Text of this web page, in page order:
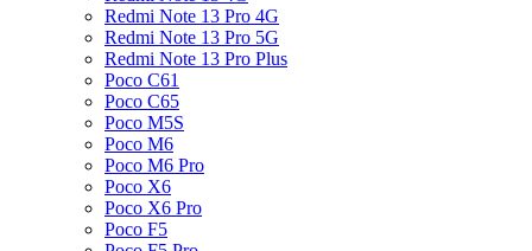
Redmi Note 13 Pro 4G
Redmi Note 13 Pro 5G
Redmi Note 13 Pro Plus
Poco C61
Poco C65
Poco M5S
Poco M6
Poco M6 Pro
Poco X6
Poco X6 Pro
Poco F5